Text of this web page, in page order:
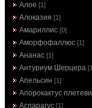
Алое [1]
Алоказия [1]
Амариллис [0]
Аморфофаллюс [1]
Ананас [1]
Антуриум Шерцера
Апельсин [1]
Апорокактус
Аспарагус [1]